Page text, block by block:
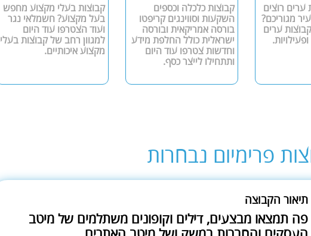
ערים רוצים
מגוריכם?
ערים
קבוצות כלכלה וכספים
השקעות וסווינגים קריפטו
בורסה אמריקאית ובורסה
ישראלית כולל החלפת מידע
וחדשות צטרפו עוד היום
ותתחילו לייצר כסף.
קבוצות בעלי מקצוע מחפש
בעל מקצוע? חשמלאי נגר
ועוד הצטרפו עוד היום
למגוון רחב של קבוצות בעלי
מקצוע איכותיים.
פרימיום נבחרות
תיאור הקבוצה
פה תמצאו מבצעים, דילים וקופונים משתלמים של מיטב